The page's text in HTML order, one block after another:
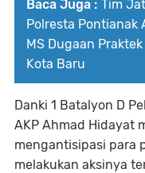
Baca Juga : Tim
Polresta Pontianak
MS Dugaan
Kota Baru
Danki 1 Batalyon D
AKP Ahmad Hidayat
mengantisipasi para
melakukan aksinya